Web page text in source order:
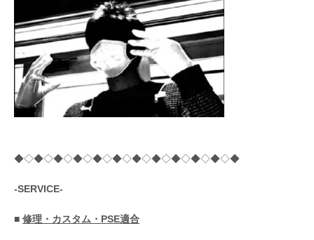
◆◇◆◇◆◇◆◇◆◇◆◇◆◇◆◇◆◇◆◇◆◇◆
-SERVICE-
■ 修理・カスタム・PSE適合